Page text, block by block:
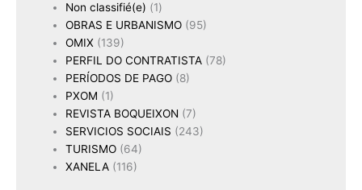
Non classifié(e) (1)
OBRAS E URBANISMO (95)
OMIX (139)
PERFIL DO CONTRATISTA (78)
PERÍODOS DE PAGO (8)
PXOM (1)
REVISTA BOQUEIXON (7)
SERVICIOS SOCIAIS (243)
TURISMO (64)
XANELA (116)